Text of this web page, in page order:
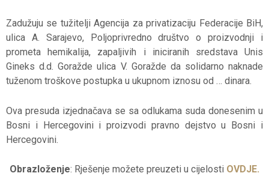
Zadužuju se tužitelji Agencija za privatizaciju Federacije BiH,
ulica A. Sarajevo, Poljoprivredno društvo o proizvodnji i
prometa hemikalija, zapaljivih i iniciranih sredstava Unis
Gineks d.d. Goražde ulica V. Goražde da solidarno naknade
tuženom troškove postupka u ukupnom iznosu od … dinara.
Ova presuda izjednačava se sa odlukama suda donesenim u
Bosni i Hercegovini i proizvodi pravno dejstvo u Bosni i
Hercegovini.
Obrazloženje: Rješenje možete preuzeti u cijelosti OVDJE.